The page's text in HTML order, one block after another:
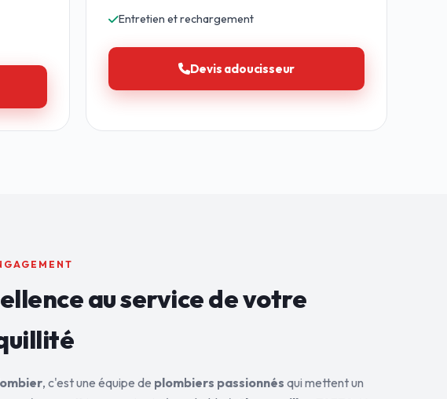
Entretien et rechargement
Devis adoucisseur
au service devotre
, c'est une équipe de plombiers passionnés qui mettent un